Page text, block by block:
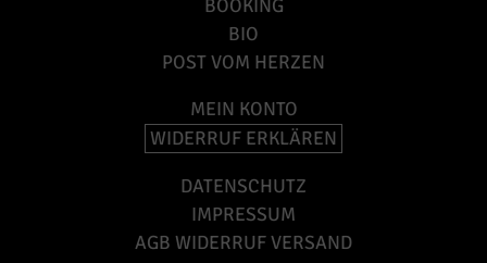
BOOKING
BIO
POST VOM HERZEN
MEIN KONTO
WIDERRUF ERKLÄREN
DATENSCHUTZ
IMPRESSUM
AGB WIDERRUF VERSAND